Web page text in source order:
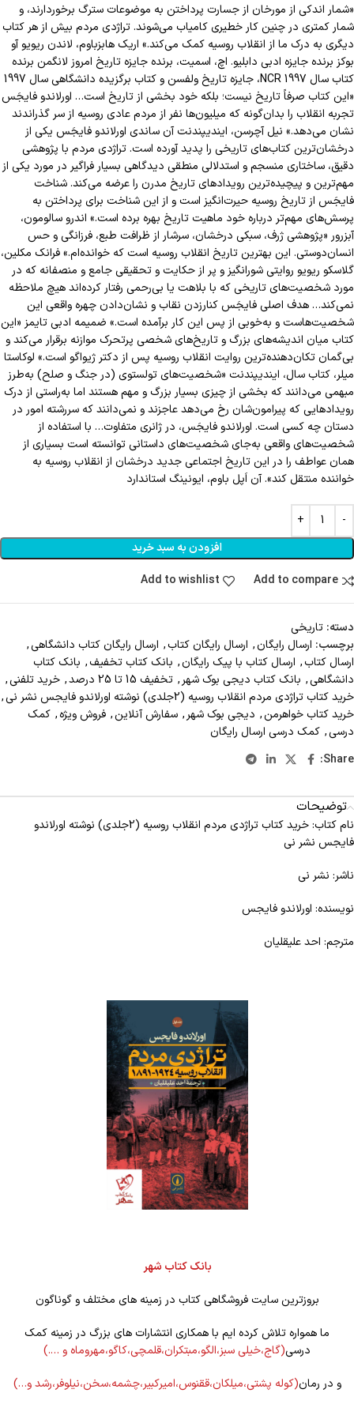
«شمار اندکی از مورخان از جسارت پرداختن به موضوعات سترگ برخوردارند، و
شمار کمتری در چنین کار خطیری کامیاب می‌شوند. تراژدی مردم بیش از هر کتاب
دیگری به درک ما از انقلاب روسیه کمک می‌کند.» اریک هابزباوم، لاندن ریویو آو
بوکز برنده جایزه ادبی دابلیو. اچ، اسمیت، برنده جایزه تاریخ امروز لانگمن برنده
کتاب سال NCR 1997، جایزه تاریخ ولفسن و کتاب برگزیده دانشگاهی سال 1997
«این کتاب صرفاً تاریخ نیست؛ بلکه خود بخشی از تاریخ است… اورلاندو فایجَس
تجربه انقلاب را بدان‌گونه که میلیون‌ها نفر از مردم عادی روسیه از سر گذراندند
نشان می‌دهد.» نیل آچرسن، ایندیپندنت آن ساندی اورلاندو فایجَس یکی از
درخشان‌ترین کتاب‌های تاریخی را پدید آورده است. تراژدی مردم با پژوهشی
دقیق، ساختاری منسجم و استدلالی منطقی دیدگاهی بسیار فراگیر در مورد یکی از
مهم‌ترین و پیچیده‌ترین رویدادهای تاریخ مدرن را عرضه می‌کند. شناخت
فایجَس از تاریخ روسیه حیرت‌انگیز است و از این شناخت برای پرداختن به
پرسش‌های مهم‌تر درباره خود ماهیت تاریخ بهره برده است.» اندرو سالومون،
آبزرور «پژوهشی ژرف، سبکی درخشان، سرشار از ظرافت طبع، فرزانگی و حس
انسان‌دوستی. این بهترین تاریخ انقلاب روسیه است که خوانده‌ام.» فرانک مکلین،
گلاسکو ریویو روایتی شورانگیز و پر از حکایت و تحقیقی جامع و منصفانه که در
مورد شخصیت‌های تاریخی که با بلاهت یا بی‌رحمی رفتار کرده‌اند هیچ ملاحظه
نمی‌کند… هدف اصلی فایجَس کنارزدن نقاب و نشان‌دادن چهره واقعی این
شخصیت‌هاست و به‌خوبی از پس این کار برآمده است.» ضمیمه ادبی تایمز «این
کتاب میان اندیشه‌های بزرگ و تاریخ‌های شخصی پرتحرک موازنه برقرار می‌کند و
بی‌گمان تکان‌دهنده‌ترین روایت انقلاب روسیه پس از دکتر ژیواگو است.» لوکاستا
میلر، کتاب سال، ایندیپندنت «شخصیت‌های تولستوی (در جنگ و صلح) به‌طرز
مبهمی می‌دانند که بخشی از چیزی بسیار بزرگ و مهم هستند اما به‌راستی از درک
رویدادهایی که پیرامون‌شان رخ می‌دهد عاجزند و نمی‌دانند که سررشته امور در
دستان چه کسی است. اورلاندو فایجَس، در ژانری متفاوت… با استفاده از
شخصیت‌های واقعی به‌جای شخصیت‌های داستانی توانسته است بسیاری از
همان عواطف را در این تاریخ اجتماعی جدید درخشان از انقلاب روسیه به
خواننده منتقل کند». آن اَپل باوم، ایونینگ استاندارد
افزودن به سبد خرید
Add to compare
Add to wishlist
دسته: تاریخی
برچسب: ارسال رايگان, ارسال رايگان کتاب, ارسال رايگان کتاب دانشگاهي,
ارسال کتاب, ارسال کتاب با پيک رايگان, بانک کتاب تخفيف, بانک کتاب
دانشگاهی, بانک کتاب دیجی بوک شهر, تخفیف 15 تا 25 درصد , خريد تلفني,
خرید کتاب تراژدی مردم انقلاب روسیه (2جلدی) نوشته اورلاندو فایجس نشر نی
,
خرید کتاب خواهرمن, دیجی بوک شهر, سفارش آنلاين, فروش ويژه, کمک
درسی, کمک درسی ارسال رايگان
Share:
توضیحات
نام کتاب: خرید کتاب تراژدی مردم انقلاب روسیه (2جلدی) نوشته اورلاندو
فایجس نشر نی
ناشر: نشر نی
نویسنده: اورلاندو فایجس
مترجم: احد علیقلیان
بانک کتاب شهر
بروزترین سایت فروشگاهی کتاب در زمینه های مختلف و گوناگون
ما همواره تلاش کرده ایم با همکاری انتشارات های بزرگ در زمینه کمک
درسی(گاج،خیلی سبز،الگو،مبتکران،قلمچی،کاگو،مهروماه و ….)
و در رمان(کوله پشتی،میلکان،ققنوس،امیرکبیر،چشمه،سخن،نیلوفر،رشد و…)